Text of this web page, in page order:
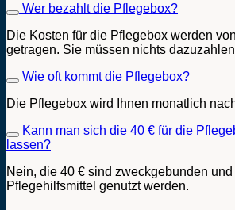
Wer bezahlt die Pflegebox?
Die Kosten für die Pflegebox werden
getragen. Sie müssen nichts
Wie oft kommt die Pflegebox?
Die Pflegebox wird Ihnen monatlich
Kann man sich die 40 € für die
lassen?
Nein, die 40 € sind zweckgebunden
Pflegehilfsmittel genutzt werden.